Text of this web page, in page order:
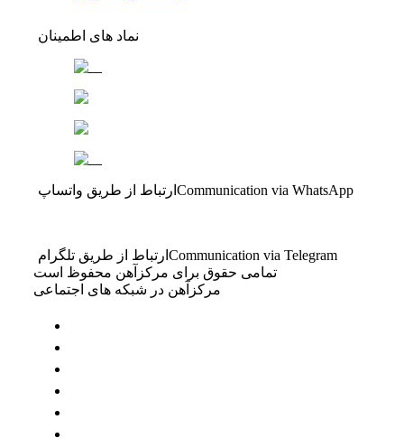
نماد های اطمینان
ارتباط از طریق واتساپ Communication via WhatsApp
ارتباط از طریق تلگرام Communication via Telegram
تمامی حقوق برای مرکزآهن محفوظ است
مرکزآهن در شبکه های اجتماعی